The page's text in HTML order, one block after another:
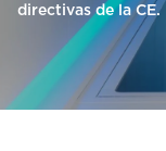
directivas de la CE.